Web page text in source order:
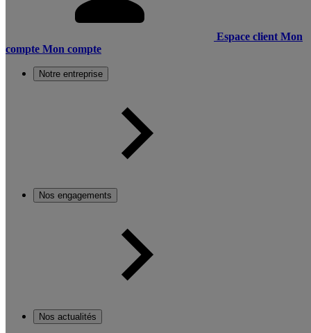
Espace client Mon
compte Mon compte
Notre entreprise
Nos engagements
Nos actualités